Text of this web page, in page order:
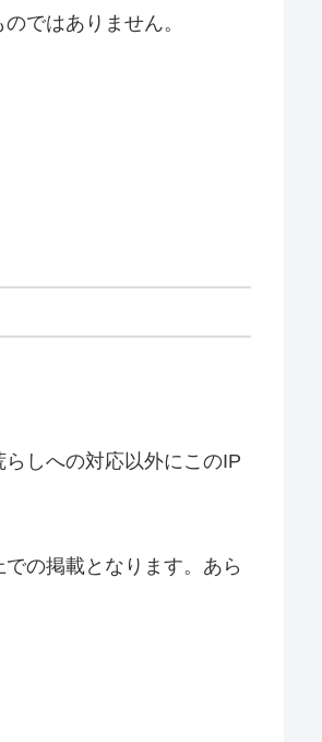
ではありません。
しへの対応以外にこのIP
の掲載となります。あら